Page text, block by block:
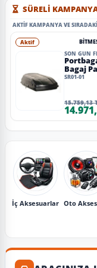
SÜRELİ
AKTIF KAMPANYA VE
Aktif
SON GÜN
Bagaj
SR01-01
15.759,13
İç Aksesuarlar Oto